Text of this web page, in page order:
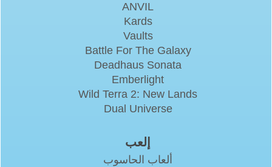
ANVIL
Kards
Vaults
Battle For The Galaxy
Deadhaus Sonata
Emberlight
Wild Terra 2: New Lands
Dual Universe
إلعب
ألعاب الحاسوب